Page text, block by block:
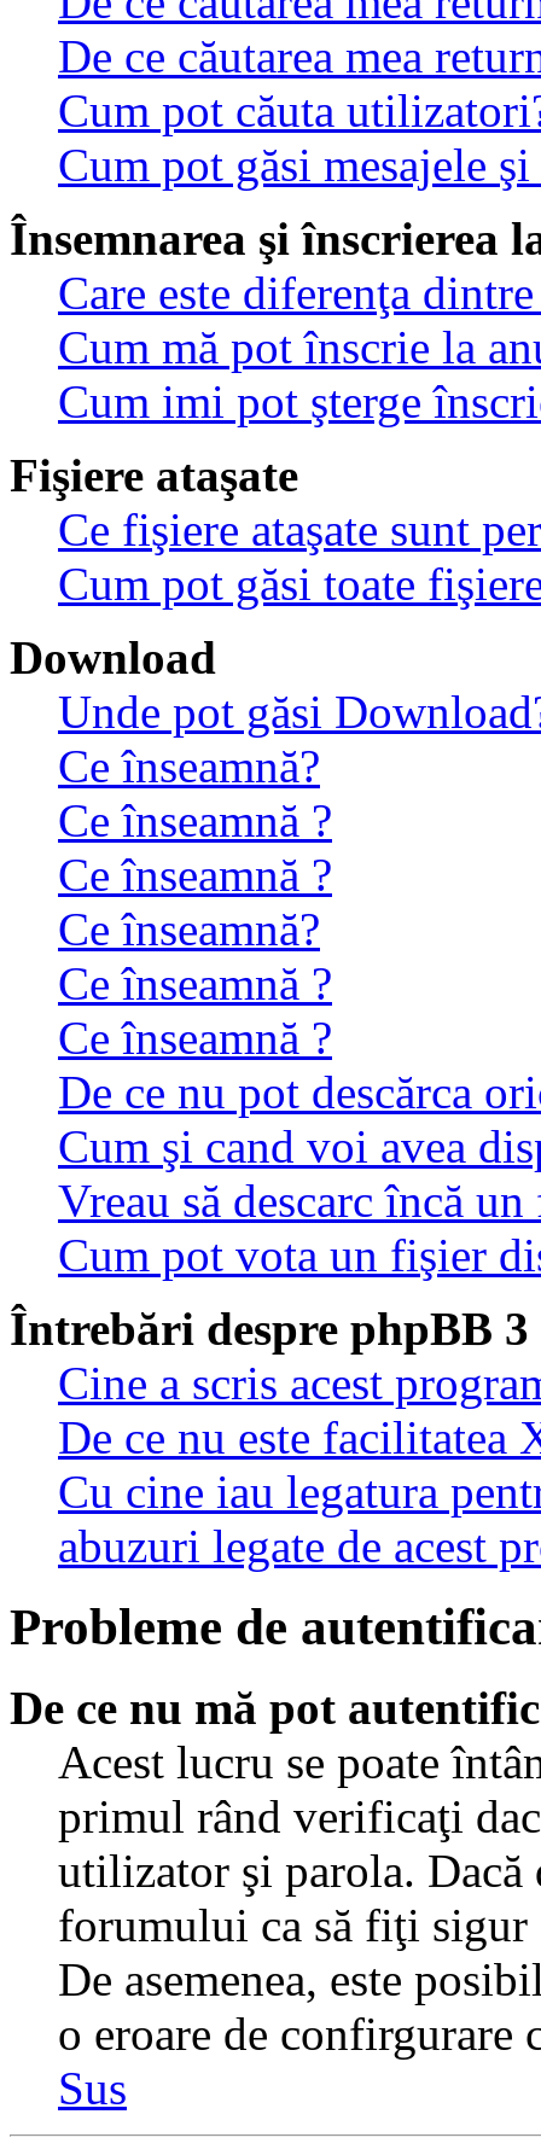
De ce căutarea mea
Cum pot căuta
Cum pot găsi mesajele
Însemnarea şi înscrierea
Care este diferenţa
Cum mă pot înscrie la
Cum imi pot şterge
Fişiere ataşate
Ce fişiere ataşate sunt
Cum pot găsi toate
Download
Unde pot găsi
Ce înseamnă?
Ce înseamnă ?
Ce înseamnă ?
Ce înseamnă?
Ce înseamnă ?
Ce înseamnă ?
De ce nu pot descărca
Cum şi cand voi avea
Vreau să descarc încă
Cum pot vota un fişier
Întrebări despre phpBB 3
Cine a scris acest
De ce nu este facilitatea
Cu cine iau legatura
abuzuri legate de acest
Probleme de
De ce nu mă pot
Acest lucru se poate
primul rând verificaţi
utilizator şi parola. Dacă
forumului ca să fiţi
De asemenea, este
o eroare de confirgurare
Sus